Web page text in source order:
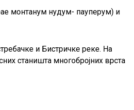
монтанум нудум- пауперум) и
и Бистричке реке. На
станишта многобројних врста